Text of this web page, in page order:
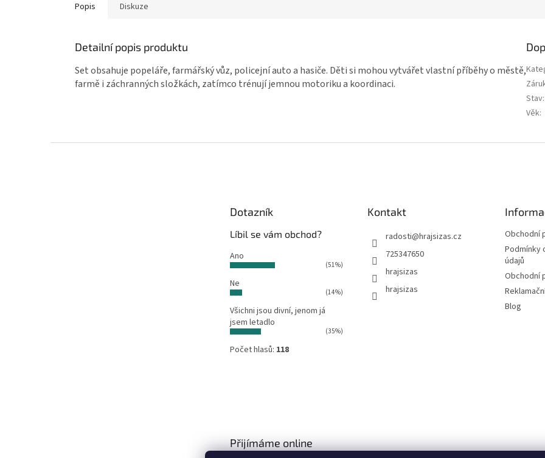
Popis Diskuze
Detailní popis produktu
Set obsahuje popeláře, farmářský vůz, policejní auto a hasiče. Děti si mohou vytvářet vlastní příběhy o městě,
farmě i záchranných složkách, zatímco trénují jemnou motoriku a koordinaci.
Stav:
Věk:
Dotazník
Líbil se vám obchod?
Ano
(51%)
Ne
(14%)
Všichni jsou divní, jenom já
jsem letadlo
(35%)
Počet hlasů: 118
Kontakt
radosti@hrajsizas.cz
725347650
hrajsizas
hrajsizas
Obchodní
Podmínky
údajů
Obchodní
Blog
Přijímáme online
platby